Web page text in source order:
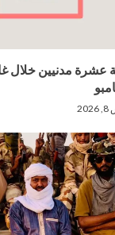
عشرة مدنيين خلال